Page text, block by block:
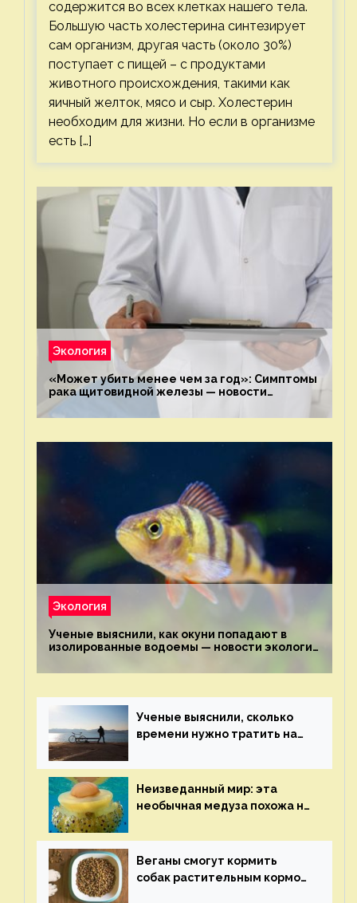
содержится во всех клетках нашего тела.
Большую часть холестерина синтезирует
сам организм, другая часть (около 30%)
поступает с пищей – с продуктами
животного происхождения, такими как
яичный желток, мясо и сыр. Холестерин
необходим для жизни. Но если в организме
есть […]
Экология
«Может убить менее чем за год»: Симптомы
рака щитовидной железы — новости
экологии на ECOportal
Экология
Ученые выяснили, как окуни попадают в
изолированные водоемы — новости экологии
Ученые выяснили, сколько
времени нужно тратить на
здоровья — новости экологии
на ECOportal
Неизведанный мир: эта
необычная медуза похожа на
экологии на ECOportal
Веганы смогут кормить
собак растительным кормом